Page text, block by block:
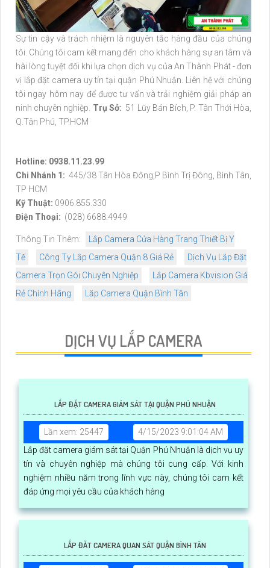
Sự tin cậy và trách nhiệm là nguyên tắc hàng đầu của chúng
tôi. Chúng tôi cam kết mang đến cho khách hàng sự an tâm và
hài lòng tuyệt đối khi lựa chọn dịch vụ của An Thành Phát - đơn
vị lắp đặt camera uy tín tại quận Phú Nhuận. Liên hệ với chúng
tôi ngay hôm nay để được tư vấn và trải nghiệm giải pháp an
ninh chuyên nghiệp. Trụ Sở: 51 Lũy Bán Bích, P. Tân Thới Hòa,
Q.Tân Phú, TP.HCM
Hotline: 0938.11.23.99
Chi Nhánh 1: 445/38 Tân Hòa Đông,P Bình Trị Đông, Bình Tân,
TP HCM
Kỹ Thuật: 0906.855.330
Điện Thoại: (028) 6688.4949
Thông Tin Thêm:
Lắp Camera Cửa Hàng Trang Thiết Bị Y
Tế
Công Ty Lắp Camera Quận 8 Giá Rẻ
Dịch Vụ Lắp Đặt
Camera Trọn Gói Chuyên Nghiệp
Lắp Camera Kbvision Giá
Rẻ Chính Hãng
Lăp Camera Quận Bình Tân
DỊCH VỤ LẮP CAMERA
LẮP ĐẶT CAMERA GIÁM SÁT TẠI QUẬN PHÚ NHUẬN
Lần xem: 25447
4/15/2023 9:01:04 AM
Lắp đặt camera giám sát tại Quận Phú Nhuận là dịch vụ uy
tín và chuyên nghiệp mà chúng tôi cung cấp. Với kinh
nghiệm nhiều năm trong lĩnh vực này, chúng tôi cam kết
đáp ứng mọi yêu cầu của khách hàng
LẮP ĐĂT CAMERA QUAN SÁT QUẬN BÌNH TÂN